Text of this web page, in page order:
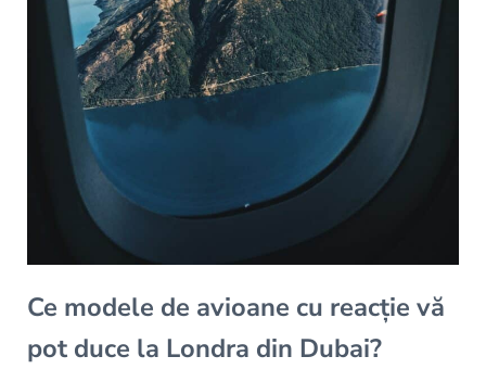
Ce modele de avioane cu reacție vă
pot duce la Londra din Dubai?